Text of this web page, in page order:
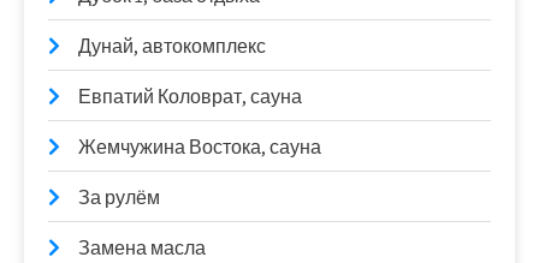
Дунай, автокомплекс
Евпатий Коловрат, сауна
Жемчужина Востока, сауна
За рулём
Замена масла